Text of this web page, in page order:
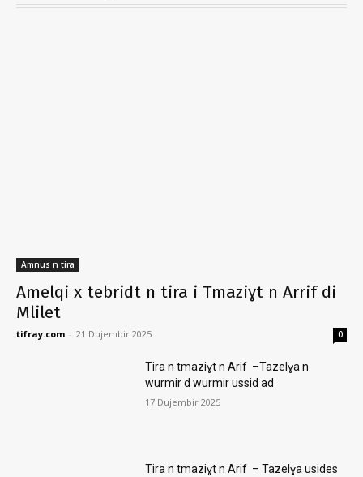
Amnus n tira
Amelqi x tebridt n tira i Tmaziɣt n Arrif di
Mlilet
tifray.com - 21 Dujembir 2025 0
Tira n tmaziɣt n Arif –Tazelɣa n
wurmir d wurmir ussid ad
17 Dujembir 2025
Tira n tmaziɣt n Arif – Tazelɣa usides